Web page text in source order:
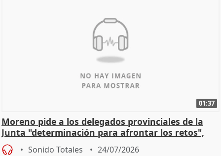
01:37
Moreno pide a los delegados provinciales de la
Junta "determinación para afrontar los retos",
diálog
Sonido Totales 24/07/2026